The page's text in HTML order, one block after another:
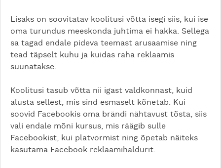
Lisaks on soovitatav koolitusi võtta isegi siis, kui ise
oma turundus meeskonda juhtima ei hakka. Sellega
sa tagad endale pideva teemast arusaamise ning
tead täpselt kuhu ja kuidas raha reklaamis
suunatakse.
Koolitusi tasub võtta nii igast valdkonnast, kuid
alusta sellest, mis sind esmaselt kõnetab. Kui
soovid Facebookis oma brändi nähtavust tõsta, siis
vali endale mõni kursus, mis räägib sulle
Facebookist, kui platvormist ning õpetab näiteks
kasutama Facebook reklaamihaldurit.